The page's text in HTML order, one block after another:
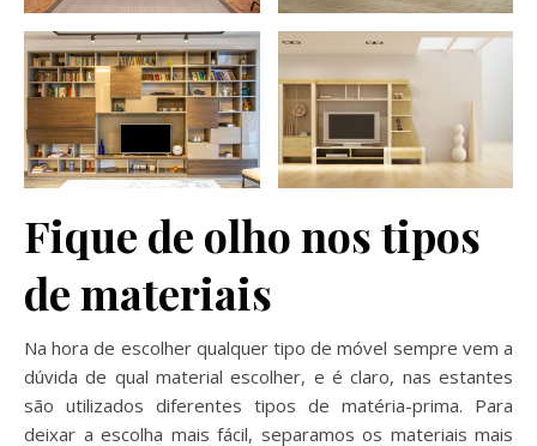
Fique de olho nos tipos
de materiais
Na hora de escolher qualquer tipo de móvel sempre vem a
dúvida de qual material escolher, e é claro, nas estantes
são utilizados diferentes tipos de matéria-prima. Para
deixar a escolha mais fácil, separamos os materiais mais